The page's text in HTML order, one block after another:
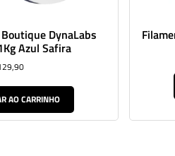
DynaLabs
Azul Safira
AO CARRINHO